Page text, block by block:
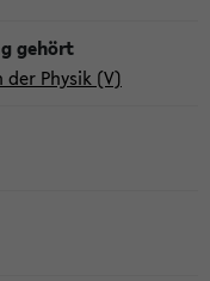
Physik (V)